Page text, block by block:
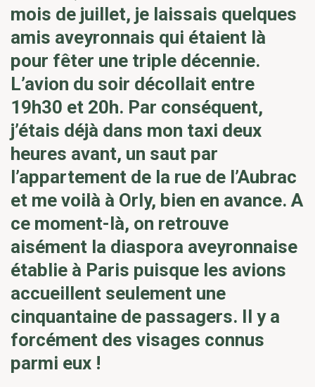
mois de juillet, je laissais quelques
amis aveyronnais qui étaient là
pour fêter une triple décennie.
L’avion du soir décollait entre
19h30 et 20h. Par conséquent,
j’étais déjà dans mon taxi deux
heures avant, un saut par
l’appartement de la rue de l’Aubrac
et me voilà à Orly, bien en avance. A
ce moment-là, on retrouve
aisément la diaspora aveyronnaise
établie à Paris puisque les avions
accueillent seulement une
cinquantaine de passagers. Il y a
forcément des visages connus
parmi eux !